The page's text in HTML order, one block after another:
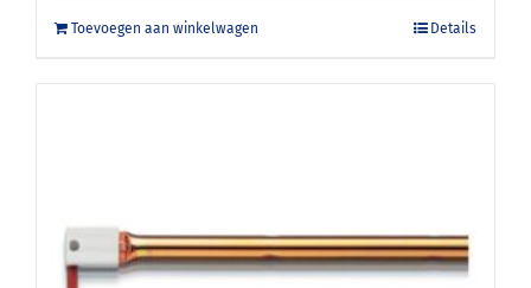
Toevoegen aan winkelwagen Details